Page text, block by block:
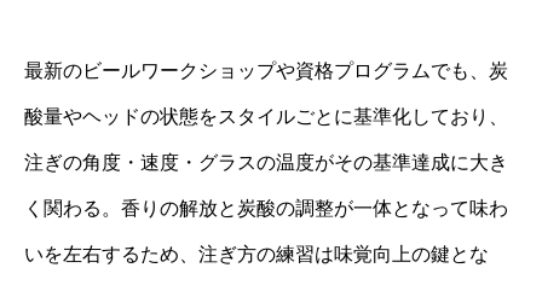
最新のビールワークショップや資格プログラムでも、炭
酸量やヘッドの状態をスタイルごとに基準化しており、
注ぎの角度・速度・グラスの温度がその基準達成に大き
く関わる。香りの解放と炭酸の調整が一体となって味わ
いを左右するため、注ぎ方の練習は味覚向上の鍵とな